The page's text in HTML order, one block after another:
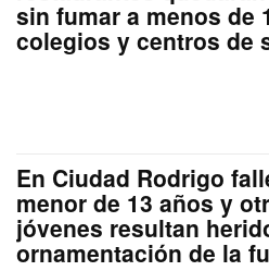
sin fumar a menos de
colegios y centros de
En Ciudad Rodrigo
menor de 13 años y
jóvenes resultan
ornamentación de la